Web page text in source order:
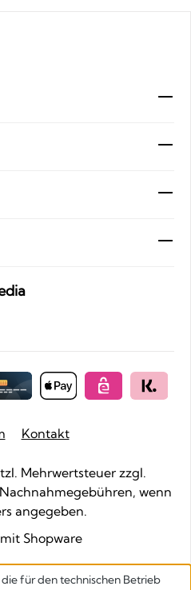
Kontakt
Mehrwertsteuer zzgl.
wenn
angegeben.
Shopware
für den technischen Betrieb